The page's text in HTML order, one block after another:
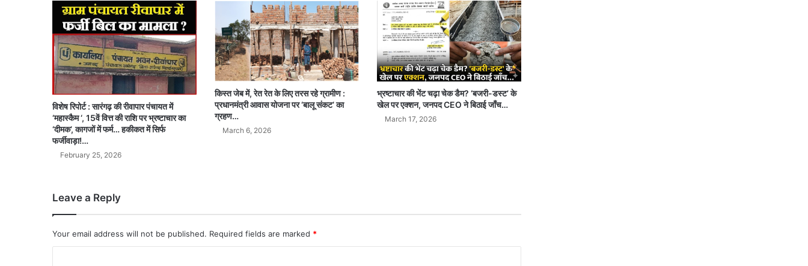
विशेष रिपोर्ट : सारंगढ़ की रीवापार पंचायत में
‘महास्कैम ‘, 15वें वित्त की राशि पर भ्रष्टाचार का
‘दीमक’, कागजों में फर्म… हकीकत में सिर्फ
फर्जीवाड़ा!…
February 25, 2026
किस्त जेब में, रेत रेत के लिए तरस रहे ग्रामीण :
प्रधानमंत्री आवास योजना पर ‘बालू संकट’ का
ग्रहण…
March 6, 2026
भ्रष्टाचार की भेंट चढ़ा चेक डैम? ‘बजरी-डस्ट’ के
खेल पर एक्शन, जनपद CEO ने बिठाई जाँच…
March 17, 2026
Leave a Reply
Your email address will not be published. Required fields are marked *